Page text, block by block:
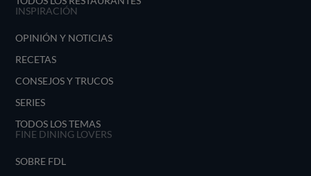
INSPIRACIÓN
OPINIÓN Y NOTICIAS
RECETAS
CONSEJOS Y TRUCOS
SERIES
TODOS LOS TEMAS
FINE DINING LOVERS
SOBRE FDL